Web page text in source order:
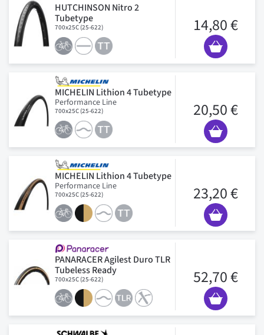
HUTCHINSON Nitro 2
Tubetype
700x25C (25-622) 14,80 €
MICHELIN Lithion 4 Tubetype
Performance Line
700x25C (25-622) 20,50 €
MICHELIN Lithion 4 Tubetype
Performance Line
700x25C (25-622) 23,20 €
PANARACER Agilest Duro TLR
Tubeless Ready
700x25C (25-622) 52,70 €